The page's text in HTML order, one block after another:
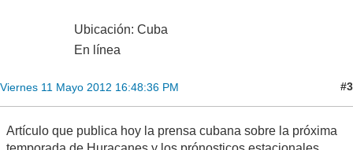
Ubicación: Cuba
En línea
Viernes 11 Mayo 2012 16:48:36 PM #3
Artículo que publica hoy la prensa cubana sobre la próxima